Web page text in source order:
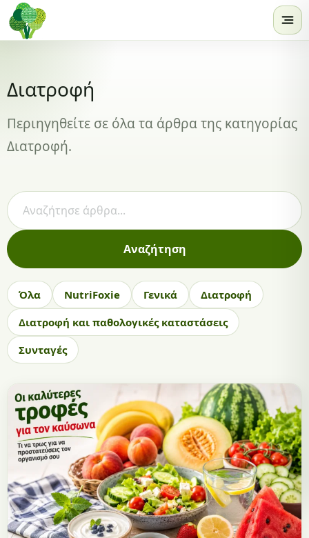
Skip to content
Διατροφή
Περιηγηθείτε σε όλα τα άρθρα της κατηγορίας
Διατροφή.
Αναζήτηση άρθρων
Αναζήτηση
Όλα NutriFoxie Γενικά
Διατροφή
Διατροφή και παθολογικές καταστάσεις
Συνταγές